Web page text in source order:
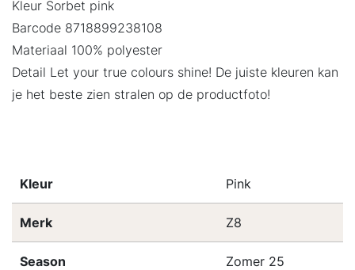
Kleur Sorbet pink
Barcode 8718899238108
Materiaal 100% polyester
Detail Let your true colours shine! De juiste kleuren kan
je het beste zien stralen op de productfoto!
Kleur Pink
Merk Z8
Season Zomer 25